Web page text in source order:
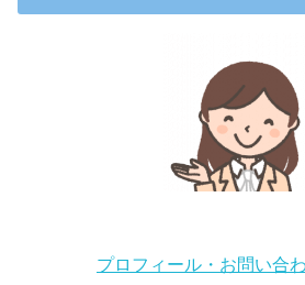
プロフィール・お問い合